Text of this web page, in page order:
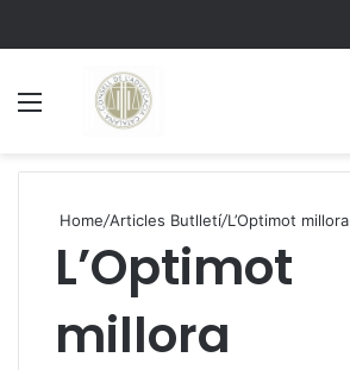
Home/Articles Butlletí/L’Optimot millora
L’Optimot
millora